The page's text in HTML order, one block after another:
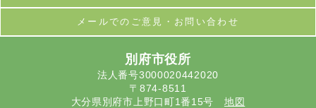
メールでのご意見・お問い合わせ
別府市役所
法人番号3000020442020
〒874-8511
大分県別府市上野口町1番15号 地図